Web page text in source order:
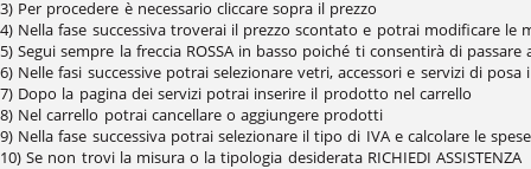
3) Per procedere è necessario cliccare sopra il prezzo
4) Nella fase successiva troverai il prezzo scontato e potrai modificare le
5) Segui sempre la freccia ROSSA in basso poiché ti consentirà di passare
6) Nelle fasi successive potrai selezionare vetri, accessori e servizi di posa
7) Dopo la pagina dei servizi potrai inserire il prodotto nel carrello
8) Nel carrello potrai cancellare o aggiungere prodotti
9) Nella fase successiva potrai selezionare il tipo di IVA e calcolare le
10) Se non trovi la misura o la tipologia desiderata RICHIEDI ASSISTENZA